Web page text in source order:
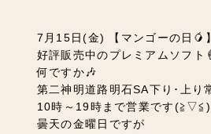
7月15日(金) 【マンゴーの日🥭】
好評販売中のプレミアムソフト
何ですか🎶
第二神明道路明石SA下り･上り
10時～19時まで営業です(≧▽≦)
曇天の金曜日ですが